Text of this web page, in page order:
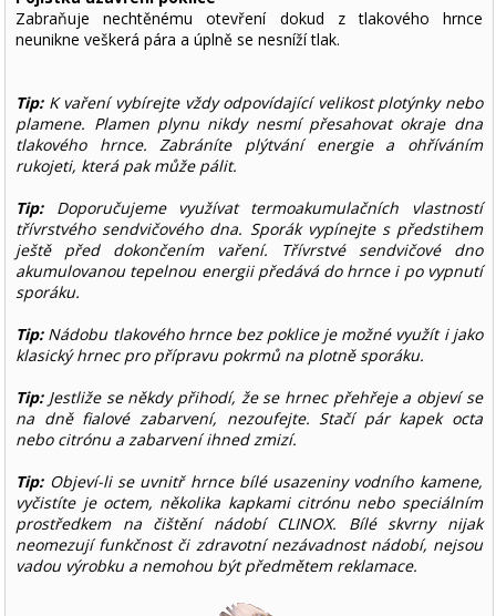
Zabraňuje nechtěnému otevření dokud z tlakového hrnce
neunikne veškerá pára a úplně se nesníží tlak.
Tip:K vaření vybírejte vždy odpovídající velikost plotýnky nebo
plamene. Plamen plynu nikdy nesmí přesahovat okraje dna
tlakového hrnce. Zabráníte plýtvání energie a ohříváním
rukojeti, která pak může pálit.
Tip:Doporučujeme využívat termoakumulačních vlastností
třívrstvého sendvičového dna. Sporák vypínejte s předstihem
ještě před dokončením vaření. Třívrstvé sendvičové dno
akumulovanou tepelnou energii předává do hrnce i po vypnutí
sporáku.
Tip:Nádobu tlakového hrnce bez poklice je možné využít i jako
klasický hrnec pro přípravu pokrmů na plotně sporáku.
Tip:Jestliže se někdy přihodí, že se hrnec přehřeje a objeví se
na dně fialové zabarvení, nezoufejte. Stačí pár kapek octa
nebo citrónu a zabarvení ihned zmizí.
Tip:Objeví-li se uvnitř hrnce bílé usazeniny vodního kamene,
vyčistíte je octem, několika kapkami citrónu nebo speciálním
prostředkem na čištění nádobí CLINOX. Bílé skvrny nijak
neomezují funkčnost či zdravotní nezávadnost nádobí, nejsou
vadou výrobku a nemohou být předmětem reklamace.